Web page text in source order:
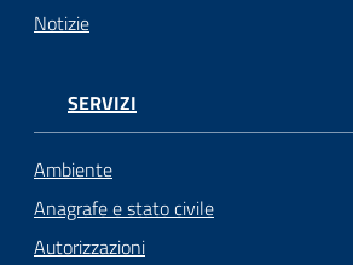
Notizie
SERVIZI
Ambiente
Anagrafe e stato civile
Autorizzazioni